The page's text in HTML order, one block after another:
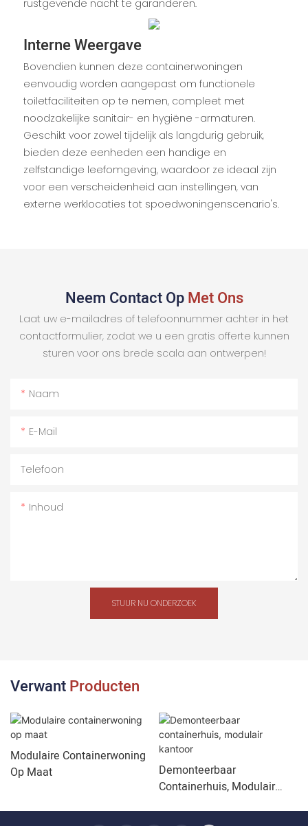
rustgevende nacht te garanderen.
Interne Weergave
Bovendien kunnen deze containerwoningen
eenvoudig worden aangepast om functionele
toiletfaciliteiten op te nemen, compleet met
noodzakelijke sanitair- en hygiëne -armaturen.
Geschikt voor zowel tijdelijk als langdurig gebruik,
bieden deze eenheden een handige en
zelfstandige leefomgeving, waardoor ze ideaal zijn
voor een verscheidenheid aan instellingen, van
externe werklocaties tot spoedwoningenscenario's.
Neem Contact OpMet Ons
Laat uw e-mailadres of telefoonnummer achter in het
contactformulier, zodat we u een gratis offerte kunnen
sturen voor ons brede scala aan ontwerpen!
Naam
E-Mail
Telefoon
Inhoud
STUUR NU ONDERZOEK
VerwantProducten
Modulaire Containerwoning
Op Maat
Demonteerbaar
Containerhuis, Modulair